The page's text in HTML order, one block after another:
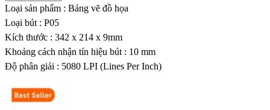
Loại sản phẩm : Bảng vẽ đồ họa
Loại bút : P05
Kích thước : 342 x 214 x 9mm
Khoảng cách nhận tín hiệu bút : 10 mm
Độ phân giải : 5080 LPI (Lines Per Inch)